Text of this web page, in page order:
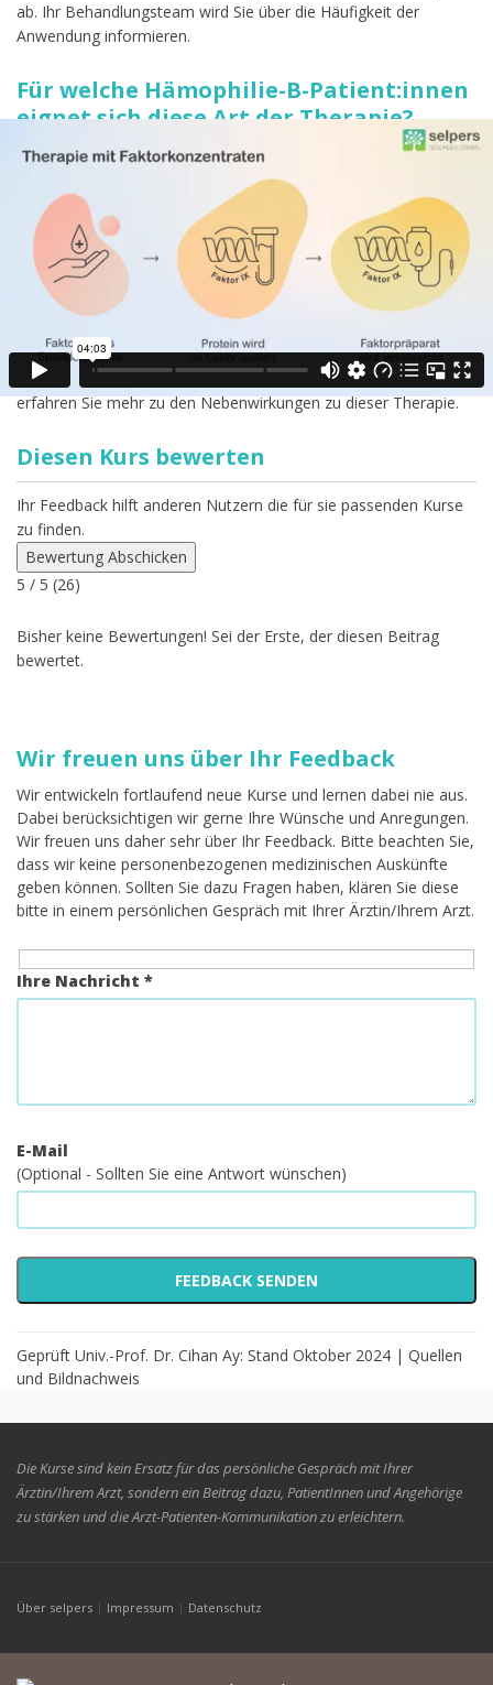
ab. Ihr Behandlungsteam wird Sie über die Häufigkeit der
Anwendung informieren.
Für welche Hämophilie-B-Patient:innen
eignet sich diese Art der Therapie?
Die vorbeugende Therapie mit Faktorkonzentraten eignet sich
für alle Patient:innen mit Hämophilie B.
Einsatzgebiete sind:
Patient:innen mit einer schweren Form
der Hämophilie
Patient:innen, welche
sehr häufig Blutungenhaben
behandelt werden. In der Lektion„Bedarfsorientierte
Therapie mit Faktorkonzentrat bei akuten Blutungen“
erfahren Sie mehr zu den Nebenwirkungen zu dieser Therapie.
Diesen Kurs bewerten
Ihr Feedback hilft anderen Nutzern die für sie passenden Kurse
zu finden.
Bewertung Abschicken
5 / 5 (26)
Bisher keine Bewertungen! Sei der Erste, der diesen Beitrag
bewertet.
Wir freuen uns über Ihr Feedback
Wir entwickeln fortlaufend neue Kurse und lernen dabei nie aus.
Dabei berücksichtigen wir gerne Ihre Wünsche und Anregungen.
Wir freuen uns daher sehr über Ihr Feedback. Bitte beachten Sie,
dass wir keine personenbezogenen medizinischen Auskünfte
geben können. Sollten Sie dazu Fragen haben, klären Sie diese
bitte in einem persönlichen Gespräch mit Ihrer Ärztin/Ihrem Arzt.
Ihre Nachricht *
E-Mail
(Optional - Sollten Sie eine Antwort wünschen)
Geprüft Univ.-Prof. Dr. Cihan Ay: Stand Oktober 2024 | Quellen
und Bildnachweis
Die Kurse sind kein Ersatz für das persönliche Gespräch mit Ihrer
Ärztin/Ihrem Arzt, sondern ein Beitrag dazu, PatientInnen und Angehörige
zu stärken und die Arzt-Patienten-Kommunikation zu erleichtern.
Über selpers | Impressum | Datenschutz